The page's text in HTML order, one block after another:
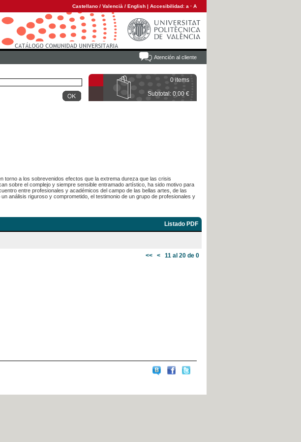
Castellano / Valencià / English | Accesibilidad: a · A
Atención al cliente
0 items
Subtotal: 0,00 €
torno a los sobrevenidos efectos que la extrema dureza que las crisis
sobre el complejo y siempre sensible entramado artístico, ha sido motivo para
entre profesionales y académicos del campo de las bellas artes, de las
análisis riguroso y comprometido, el testimonio de un grupo de profesionales y
Listado PDF
<< < 11 al 20 de 0